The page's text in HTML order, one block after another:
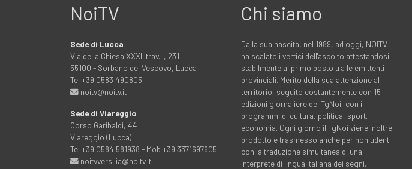
NoiTV
Sede di Lucca
Via della Chiesa XXXII trav. I, 231
55100 - Sorbano del Vescovo, Lucca
Tel +39 0583 490805
noitv@noitv.it
Sede di Viareggio
Corso Garibaldi, 44
Viareggio (Lucca)
Tel +39 0584 581938 - Mob +39 3371697605
noitvversilia@noitv.it
Chi siamo
Dalla sua nascita, nel 1989, ad oggi, NOITV
ha scalato i vertici dell'ascolto attestandosi
stabilmente al primo posto tra le emittenti
provinciali. Merito della sua attenzione al
territorio, seguito costantemente con 15
edizioni giornaliere del TgNoi, con i
programmi di cultura, politica, sport,
economia. Ogni giorno il TgNoi viene inoltre
prodotto e trasmesso anche per non udenti
con la traduzione simultanea di una
interprete di lingua italiana dei segni.